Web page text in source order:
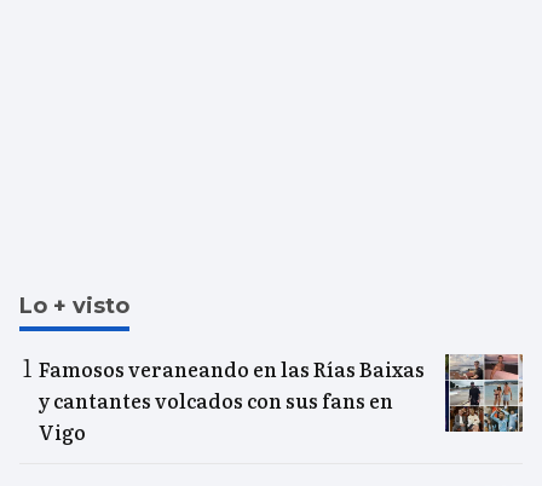
Lo + visto
Famosos veraneando en las Rías Baixas
y cantantes volcados con sus fans en
Vigo